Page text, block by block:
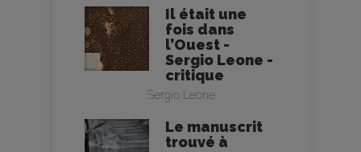
Il était une
fois dans
l’Ouest -
Sergio Leone -
critique
Sergio Leone
Le manuscrit
trouvé à